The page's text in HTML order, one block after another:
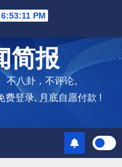
6:53:12 PM
简报
不八卦，不评论。
费登录, 月底自愿付款 !